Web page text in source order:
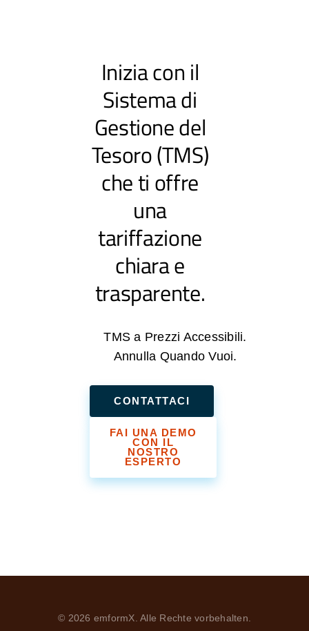
Inizia con il
Sistema di
Gestione del
Tesoro (TMS)
che ti offre
una
tariffazione
chiara e
trasparente.
TMS a Prezzi Accessibili.
Annulla Quando Vuoi.
CONTATTACI
FAI UNA DEMO
CON IL
NOSTRO
ESPERTO
© 2026 emformX. Alle Rechte vorbehalten.